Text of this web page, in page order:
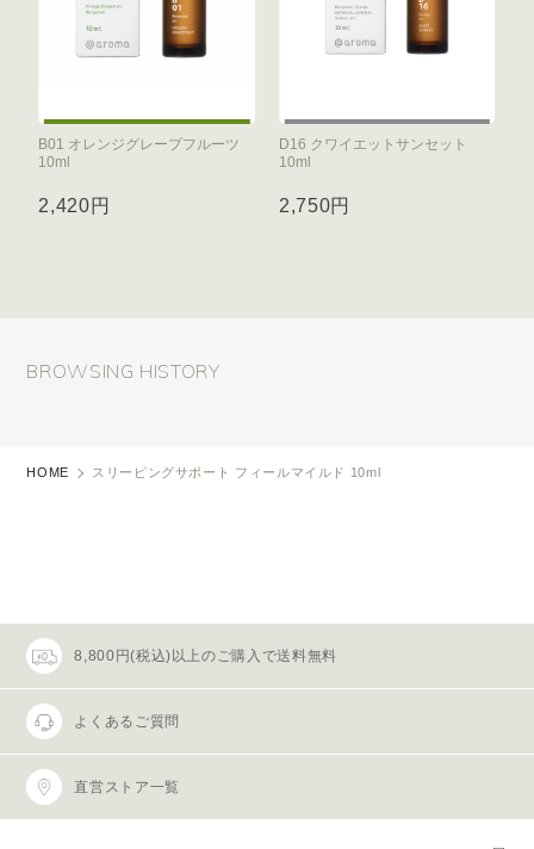
B01 オレンジグレープフルーツ
10ml
2,420円
D16 クワイエットサンセット
10ml
2,750円
BROWSING HISTORY
HOME スリーピングサポート フィールマイルド 10ml
8,800円(税込)以上のご購入で送料無料
よくあるご質問
直営ストア一覧